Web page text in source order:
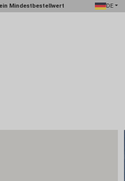
Mindestbestellwert DE